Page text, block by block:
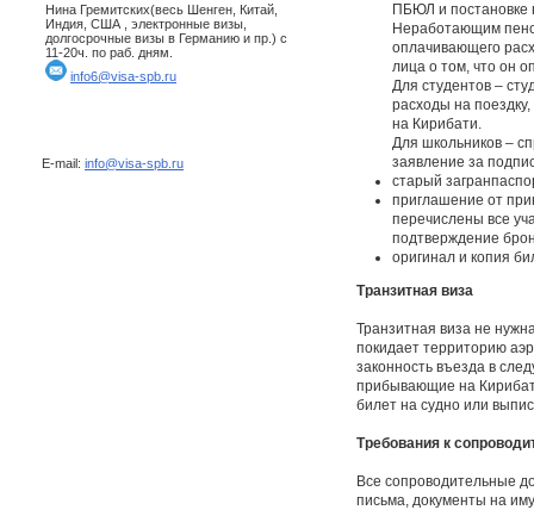
Нина Гремитских(весь Шенген, Китай,
Индия, США , электронные визы,
долгосрочные визы в Германию и пр.) с
11-20ч. по раб. дням.
info6@visa-spb.ru
E-mail: info@visa-spb.ru
ПБЮЛ и постановке
Неработающим
оплачивающего
лица о том, что он
Для студентов –
расходы на
на Кирибати.
Для школьников –
заявление за
старый
приглашение от
перечислены все
подтверждение
оригинал и копия
Транзитная виза
Транзитная виза не
покидает территорию
законность въезда в
прибывающие на
билет на судно или
Требования к
Все сопроводительные
письма, документы на